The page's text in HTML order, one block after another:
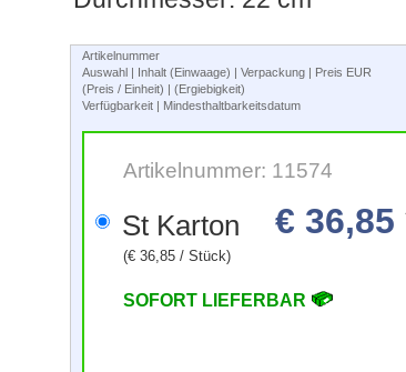
Artikelnummer
Auswahl | Inhalt (Einwaage) | Verpackung | Preis EUR
(Preis / Einheit) | (Ergiebigkeit)
Verfügbarkeit | Mindesthaltbarkeitsdatum
Artikelnummer: 11574
St Karton € 36,85
(€ 36,85 / Stück)
SOFORT LIEFERBAR